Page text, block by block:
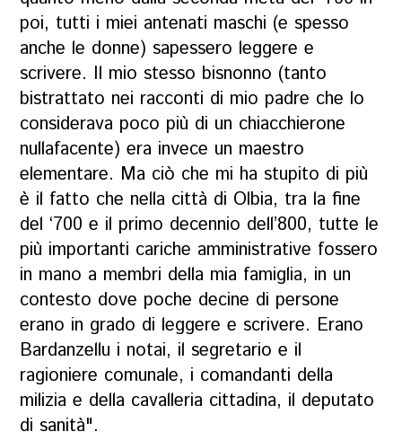
poi, tutti i miei antenati maschi (e spesso
anche le donne) sapessero leggere e
scrivere. Il mio stesso bisnonno (tanto
bistrattato nei racconti di mio padre che lo
considerava poco più di un chiacchierone
nullafacente) era invece un maestro
elementare. Ma ciò che mi ha stupito di più
è il fatto che nella città di Olbia, tra la fine
del ‘700 e il primo decennio dell’800, tutte le
più importanti cariche amministrative fossero
in mano a membri della mia famiglia, in un
contesto dove poche decine di persone
erano in grado di leggere e scrivere. Erano
Bardanzellu i notai, il segretario e il
ragioniere comunale, i comandanti della
milizia e della cavalleria cittadina, il deputato
di sanità".